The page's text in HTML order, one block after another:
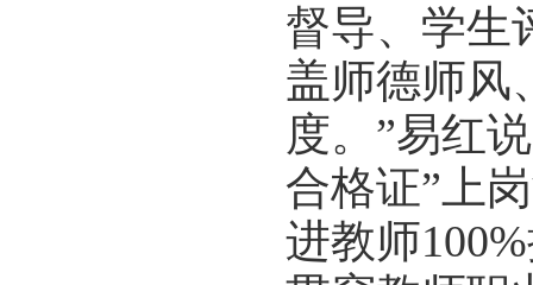
督导、学生
盖师德师风
度。”易红
合格证”上
进教师